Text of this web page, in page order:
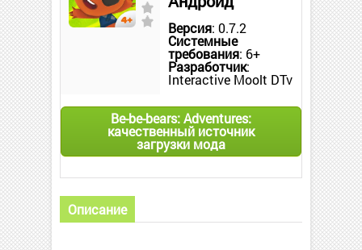
Версия: 0.7.2
Системные
требования: 6+
Разработчик:
Interactive Moolt DTv
Be-be-bears: Adventures:
качественный источник
загрузки мода
Описание